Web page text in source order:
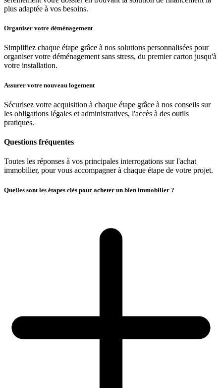
plus adaptée à vos besoins.
Organiser votre déménagement
Simplifiez chaque étape grâce à nos solutions personnalisées pour
organiser votre déménagement sans stress, du premier carton jusqu'à
votre installation.
Assurer votre nouveau logement
Sécurisez votre acquisition à chaque étape grâce à nos conseils sur
les obligations légales et administratives, l'accès à des outils
pratiques.
Questions fréquentes
Toutes les réponses à vos principales interrogations sur l'achat
immobilier, pour vous accompagner à chaque étape de votre projet.
Quelles sont les étapes clés pour acheter un bien immobilier ?